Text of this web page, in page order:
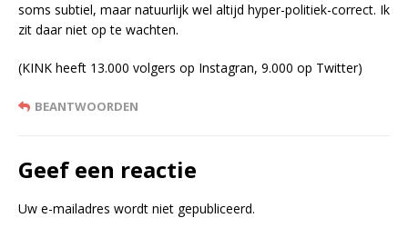
soms subtiel, maar natuurlijk wel altijd hyper-politiek-correct. Ik
zit daar niet op te wachten.
(KINK heeft 13.000 volgers op Instagran, 9.000 op Twitter)
BEANTWOORDEN
Geef een reactie
Uw e-mailadres wordt niet gepubliceerd.